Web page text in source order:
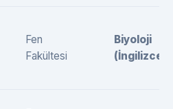
Fen
Fakültesi
Biyoloji
(İngilizce)